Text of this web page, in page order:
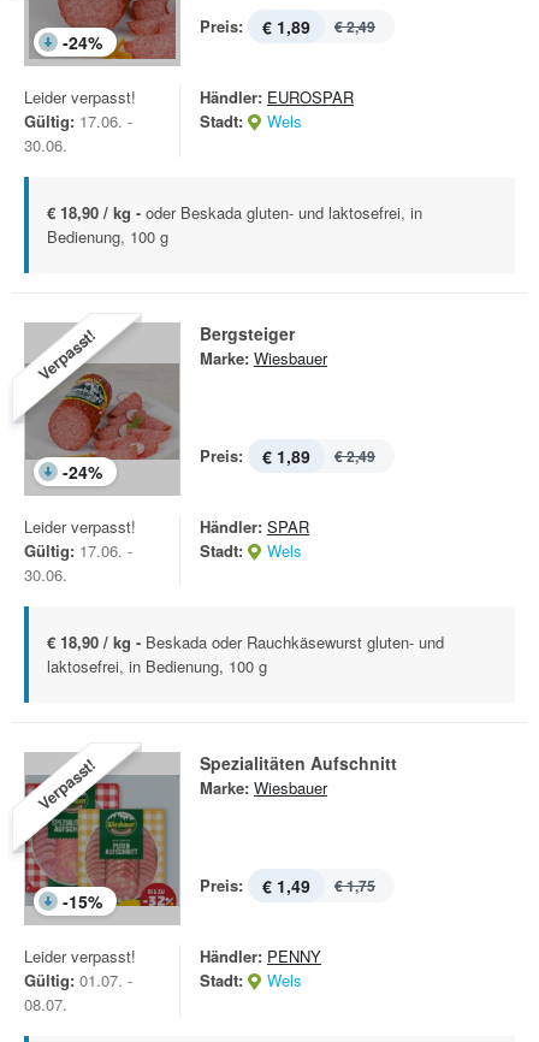
-24%
Preis: € 1,89 € 2,49
Leider verpasst!
Gültig: 17.06. -
30.06.
Händler: EUROSPAR
Stadt:
Wels
€ 18,90 / kg - oder Beskada gluten- und laktosefrei, in
Bedienung, 100 g
Verpasst!
-24%
Bergsteiger
Marke: Wiesbauer
Preis: € 1,89 € 2,49
Leider verpasst!
Gültig: 17.06. -
30.06.
Händler: SPAR
Stadt:
Wels
€ 18,90 / kg - Beskada oder Rauchkäsewurst gluten- und
laktosefrei, in Bedienung, 100 g
Verpasst!
-15%
Spezialitäten Aufschnitt
Marke: Wiesbauer
Preis: € 1,49 € 1,75
Leider verpasst!
Gültig: 01.07. -
08.07.
Händler: PENNY
Stadt:
Wels